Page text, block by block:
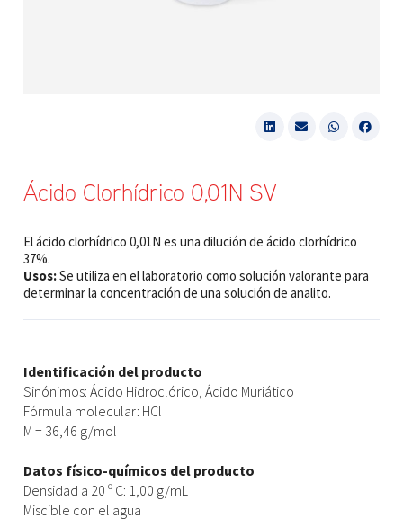
Ácido Clorhídrico 0,01N SV
El ácido clorhídrico 0,01N es una dilución de ácido clorhídrico
37%.
Usos:Se utiliza en el laboratorio como solución valorante para
determinar la concentración de una solución de analito.
Identificación del producto
Sinónimos: Ácido Hidroclórico, Ácido Muriático
Fórmula molecular: HCl
M = 36,46 g/mol
Datos físico-químicos del producto
Densidad a 20 º C: 1,00 g/mL
Miscible con el agua